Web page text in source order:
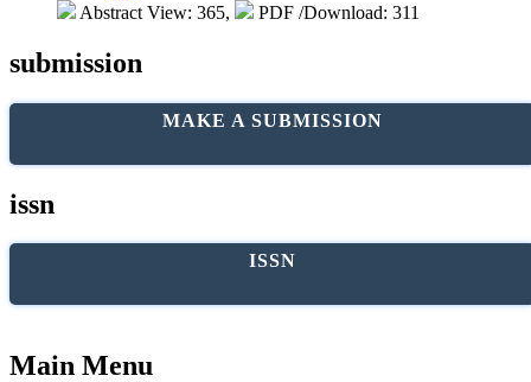
Abstract View: 365,
PDF /Download: 311
submission
MAKE A SUBMISSION
issn
ISSN
Main Menu